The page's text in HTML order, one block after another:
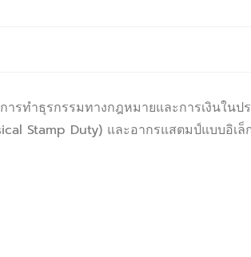
รทำธุรกรรมทางกฎหมายและการเงินในป
Stamp Duty) และอากรแสตมป์แบบอิเ